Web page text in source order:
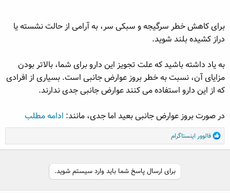
برای کاهش خطر سرگیجه و سبکی سر، به آرامی از حالت نشسته یا
دراز کشیده بلند شوید.
به یاد داشته باشید که علت تجویز این دارو برای شما، بالاتر بودن
مزایای آن، نسبت به خطر بروز عوارض جانبی است. بسیاری از افرادی
که از این دارو استفاده می کنند عوارض جانبی جدی ندارند.
در صورت بروز عوارض جانبی بعید اما جدی، مانند: ادامه مطلب
R
e
فالوور اینستاگرام
برای ارسال پاسخ شما باید وارد سیستم شوید.